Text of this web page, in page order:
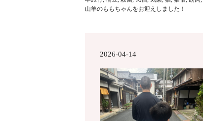
山羊のももちゃんをお迎えしました！
2026-04-14